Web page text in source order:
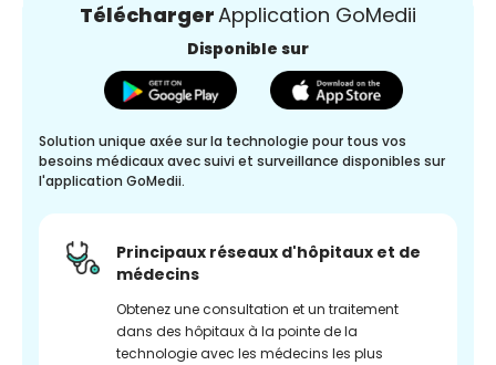
TéléchargerApplication GoMedii
Disponible sur
Solution unique axée sur la technologie pour tous vos
besoins médicaux avec suivi et surveillance disponibles sur
l'application GoMedii.
Principaux réseaux d'hôpitaux et de
médecins
Obtenez une consultation et un traitement
dans des hôpitaux à la pointe de la
technologie avec les médecins les plus